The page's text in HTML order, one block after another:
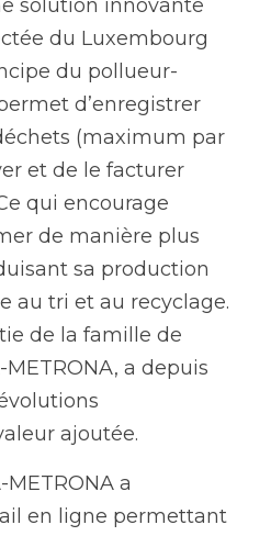
solution innovante
du Luxembourg
du pollueur-
d’enregistrer
(maximum par
et de le facturer
qui encourage
de manière plus
sa production
au tri et au recyclage.
de la famille de
METRONA, a depuis
ajoutée.
METRONA a
en ligne permettant